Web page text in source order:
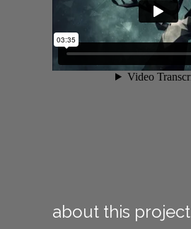
about this project